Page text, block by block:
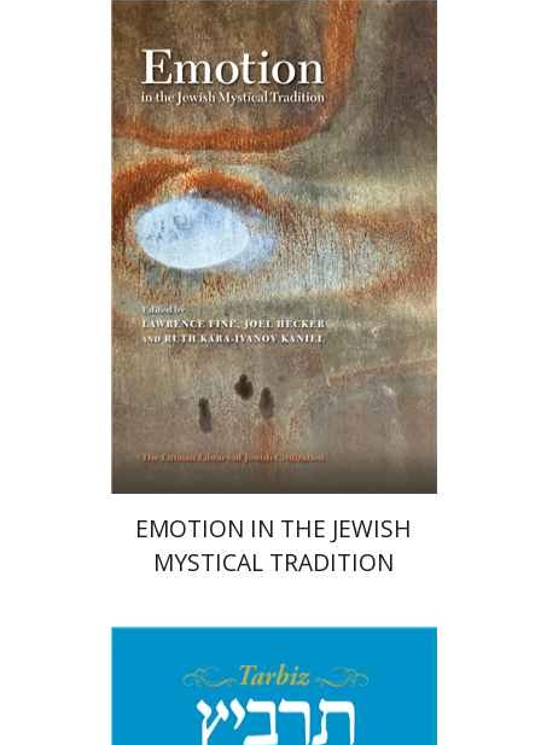
רות קרא-איוונוב קניאל
ג'ואל
הקר
לורנס פיין
הנחת אתר ספר מודפס
$85
$76
EMOTION IN THE JEWISH
MYSTICAL TRADITION
מיכאל סיגל יהונתן גארב